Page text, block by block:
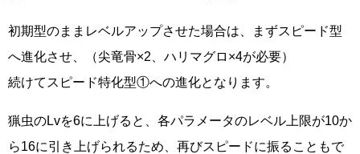
初期型のままレベルアップさせた場合は、まずスピード型
へ進化させ、（尖竜骨×2、ハリマグロ×4が必要）
続けてスピード特化型①への進化となります。
猟虫のLvを6に上げると、各パラメータのレベル上限が10か
ら16に引き上げられるため、再びスピードに振ることもで